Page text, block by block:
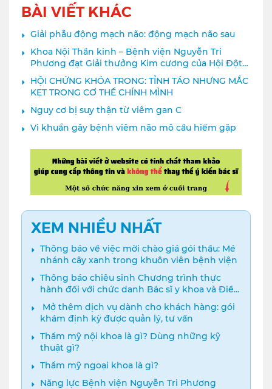
BÀI VIẾT KHÁC
Giải phẫu động mạch não: động mạch não sau
Khoa Nội Thần kinh – Bệnh viện Nguyễn Tri
Phương đạt Giải thưởng Kim cương của Hội Đột
quỵ Thế giới
HỘI CHỨNG KHÓA TRONG: TỈNH TÁO NHƯNG MẮC
KẸT TRONG CƠ THỂ CHÍNH MÌNH
Nguy cơ bị suy thận từ viêm gan C
Vi khuẩn gây bệnh viêm não mô cầu hiếm gặp
XEM NHIỀU NHẤT
Thông báo về việc mời chào giá gói thầu: Mé
nhánh cây xanh trong khuôn viên bệnh viện
Thông báo chiêu sinh Chương trình thực
hành đối với chức danh Bác sĩ y khoa và Điều
dưỡng năm 2024
️ Mở thêm dịch vụ dành cho khách hàng: gói
khám định kỳ được quản lý, tư vấn
Thẩm mỹ nội khoa là gì? Dùng những kỹ
thuật gì?
Thẩm mỹ ngoại khoa là gì?
Năng lực Bệnh viện Nguyễn Tri Phương